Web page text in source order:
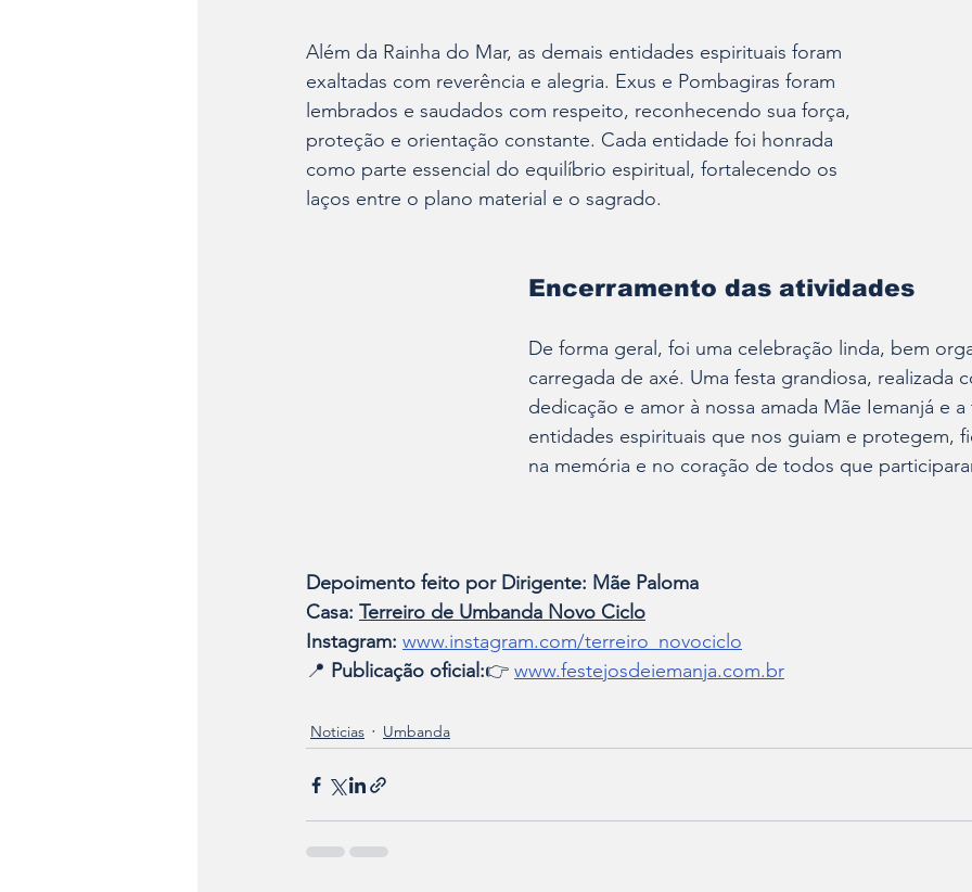
Além da Rainha do Mar, as demais entidades espirituais foram
exaltadas com reverência e alegria. Exus e Pombagiras foram
lembrados e saudados com respeito, reconhecendo sua força,
proteção e orientação constante. Cada entidade foi honrada
como parte essencial do equilíbrio espiritual, fortalecendo os
laços entre o plano material e o sagrado.
Encerramento das atividades
De forma geral, foi uma celebração linda, bem
carregada de axé. Uma festa grandiosa, realizada
dedicação e amor à nossa amada Mãe Iemanjá e a
entidades espirituais que nos guiam e protegem,
na memória e no coração de todos que
Depoimento feito por Dirigente: Mãe Paloma
Casa: Terreiro de Umbanda Novo Ciclo
Instagram: www.instagram.com/terreiro_novociclo
📍 Publicação oficial:👉 www.festejosdeiemanja.com.br
Noticias Umbanda